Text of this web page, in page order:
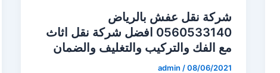
شركة نقل عفش بالرياض
0560533140 افضل شركة نقل اثاث
مع الفك والتركيب والتغليف والضمان
admin /08/06/2021